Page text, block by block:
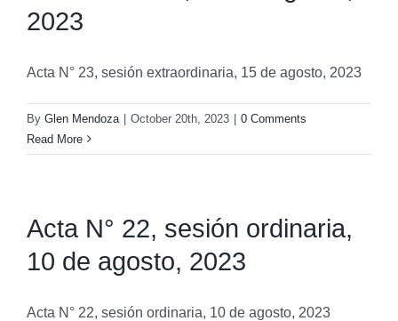
2023
Acta N° 23, sesión extraordinaria, 15 de agosto, 2023
By Glen Mendoza October 20th, 2023
0 Comments
Read More
Acta N° 22, sesión ordinaria,
10 de agosto, 2023
Acta N° 22, sesión ordinaria, 10 de agosto, 2023